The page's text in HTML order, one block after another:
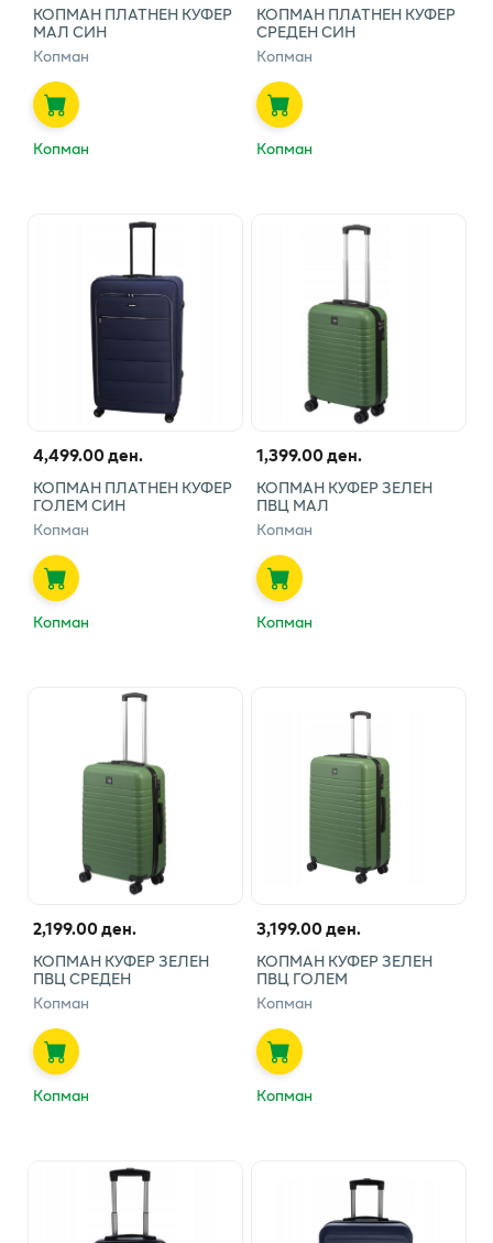
КОПМАН ПЛАТНЕН КУФЕР
МАЛ СИН
Копман
Копман
КОПМАН ПЛАТНЕН КУФЕР
СРЕДЕН СИН
Копман
Копман
4,499.00 ден.
КОПМАН ПЛАТНЕН КУФЕР
ГОЛЕМ СИН
Копман
Копман
1,399.00 ден.
КОПМАН КУФЕР ЗЕЛЕН
ПВЦ МАЛ
Копман
Копман
2,199.00 ден.
КОПМАН КУФЕР ЗЕЛЕН
ПВЦ СРЕДЕН
Копман
Копман
3,199.00 ден.
КОПМАН КУФЕР ЗЕЛЕН
ПВЦ ГОЛЕМ
Копман
Копман